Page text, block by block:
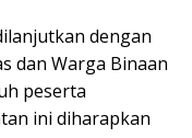
dengan
dan Warga Binaan
peserta
ini diharapkan